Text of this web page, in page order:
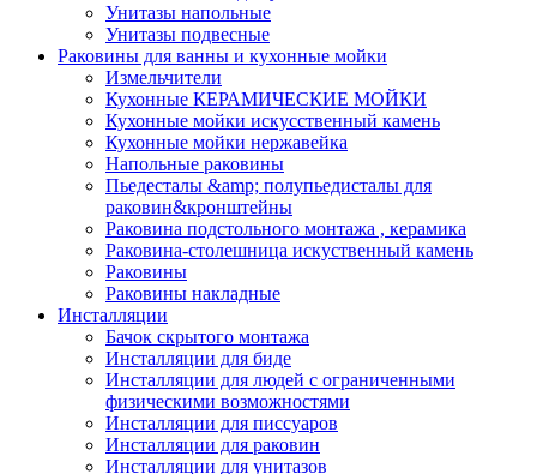
Унитазы напольные
Унитазы подвесные
Раковины для ванны и кухонные мойки
Измельчители
Кухонные КЕРАМИЧЕСКИЕ МОЙКИ
Кухонные мойки искусственный камень
Кухонные мойки нержавейка
Напольные раковины
Пьедесталы &amp; полупьедисталы для
раковин&кронштейны
Раковина подстольного монтажа , керамика
Раковина-столешница искуственный камень
Раковины
Раковины накладные
Инсталляции
Бачок скрытого монтажа
Инсталляции для биде
Инсталляции для людей с ограниченными
физическими возможностями
Инсталляции для писсуаров
Инсталляции для раковин
Инсталляции для унитазов